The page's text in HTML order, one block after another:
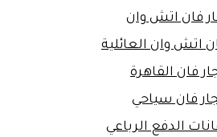
فان اتش وان
اتش وان العائلية
فان القاهرة
فان سياحي
الدفع الرباعي